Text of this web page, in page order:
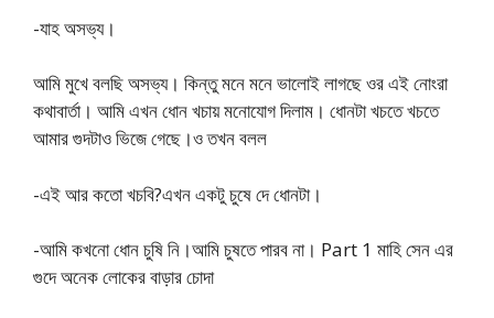
-যাহ অসভ্য।
আমি মুখে বলছি অসভ্য। কিন্তু মনে মনে ভালোই লাগছে ওর এই নোংরা
কথাবার্তা। আমি এখন ধোন খচায় মনোযোগ দিলাম। ধোনটা খচতে খচতে
আমার গুদটাও ভিজে গেছে।ও তখন বলল
-এই আর কতো খচবি?এখন একটু চুষে দে ধোনটা।
-আমি কখনো ধোন চুষি নি।আমি চুষতে পারব না। Part 1 মাহি সেন এর
গুদে অনেক লোকের বাড়ার চোদা